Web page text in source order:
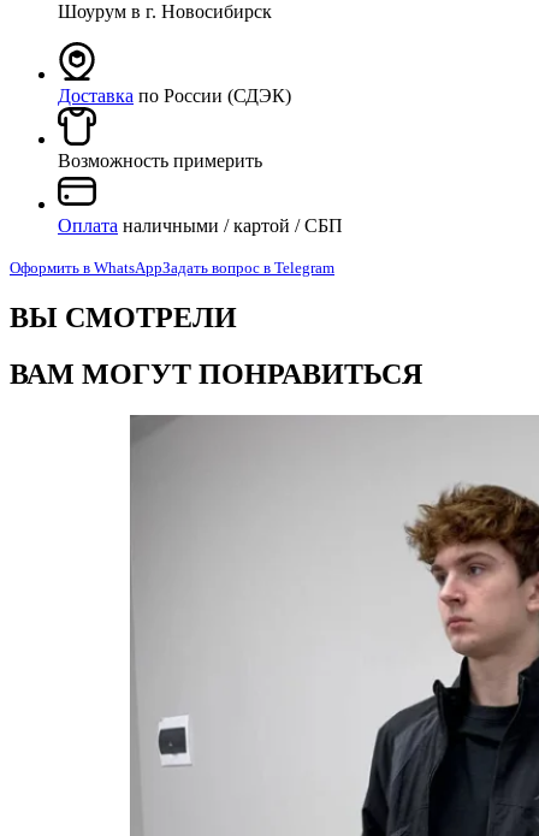
Шоурум в г. Новосибирск
Доставка по России (СДЭК)
Возможность примерить
Оплата наличными / картой / СБП
Оформить в WhatsAppЗадать вопрос в Telegram
ВЫ СМОТРЕЛИ
ВАМ МОГУТ ПОНРАВИТЬСЯ